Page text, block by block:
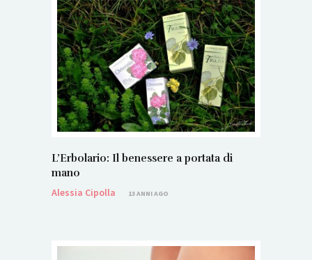
L’Erbolario: Il benessere a portata di
mano
Alessia Cipolla
13 ANNI AGO